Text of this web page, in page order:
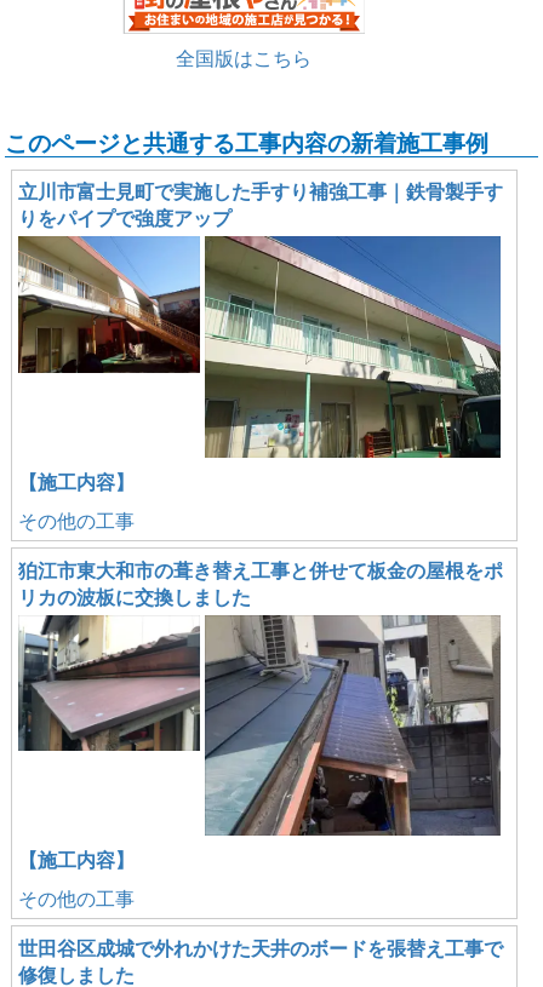
全国版はこちら
このページと共通する工事内容の新着施工事例
立川市富士見町で実施した手すり補強工事｜鉄骨製手す
りをパイプで強度アップ
【施工内容】
その他の工事
狛江市東大和市の葺き替え工事と併せて板金の屋根をポ
リカの波板に交換しました
【施工内容】
その他の工事
世田谷区成城で外れかけた天井のボードを張替え工事で
修復しました